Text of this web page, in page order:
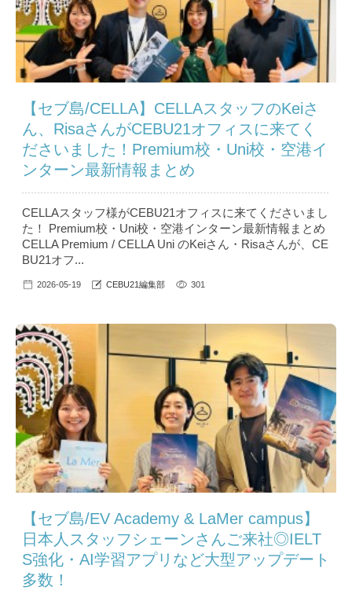
【セブ島/CELLA】CELLAスタッフのKeiさ
ん、RisaさんがCEBU21オフィスに来てく
ださいました！Premium校・Uni校・空港イ
ンターン最新情報まとめ
CELLAスタッフ様がCEBU21オフィスに来てくださいまし
た！ Premium校・Uni校・空港インターン最新情報まとめ
CELLA Premium / CELLA Uni のKeiさん・Risaさんが、CE
BU21オフ...
2026-05-19 CEBU21編集部 301
【セブ島/EV Academy & LaMer campus】
日本人スタッフシェーンさんご来社◎IELT
S強化・AI学習アプリなど大型アップデート
多数！